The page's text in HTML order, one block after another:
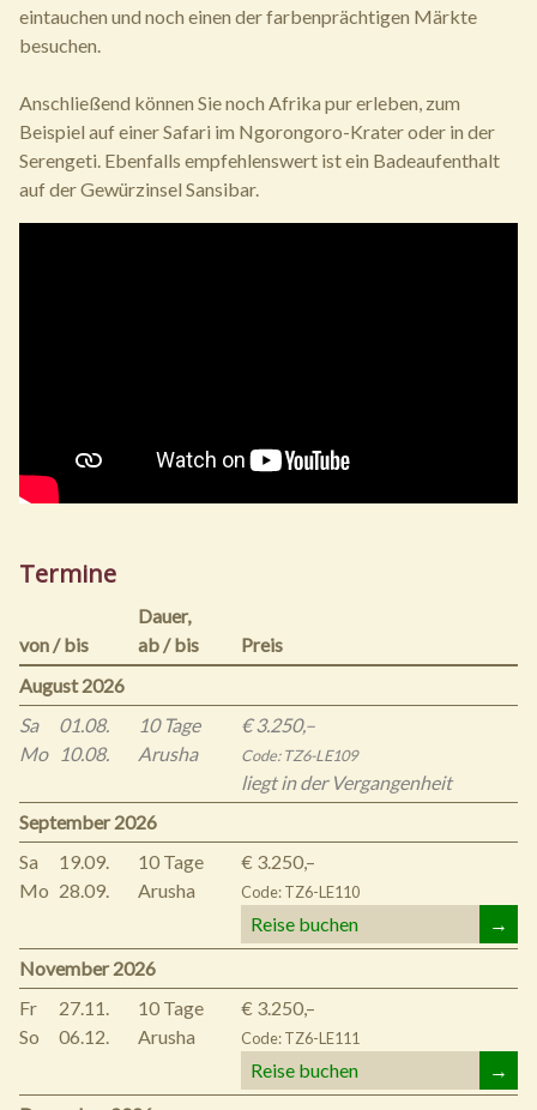
eintauchen und noch einen der farbenprächtigen Märkte
besuchen.
Anschließend können Sie noch Afrika pur erleben, zum
Beispiel auf einer Safari im Ngorongoro-Krater oder in der
Serengeti. Ebenfalls empfehlenswert ist ein Badeaufenthalt
auf der Gewürzinsel Sansibar.
Termine
von / bis
Dauer,
ab / bis
Preis
August 2026
Sa
Mo
01.08.
10.08.
10 Tage
Arusha
€ 3.250,–
Code: TZ6-LE109
liegt in der Vergangenheit
September 2026
Sa
Mo
19.09.
28.09.
10 Tage
Arusha
€ 3.250,–
Code: TZ6-LE110
Reise buchen
→
November 2026
Fr
So
27.11.
06.12.
10 Tage
Arusha
€ 3.250,–
Code: TZ6-LE111
Reise buchen
→